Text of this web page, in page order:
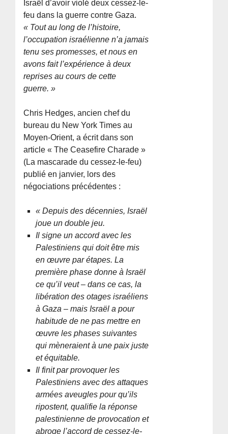
Israël d’avoir violé deux cessez-le-
feu dans la guerre contre Gaza.
« Tout au long de l’histoire,
l’occupation israélienne n’a jamais
tenu ses promesses, et nous en
avons fait l’expérience à deux
reprises au cours de cette
guerre. »
Chris Hedges, ancien chef du
bureau du New York Times au
Moyen-Orient, a écrit dans son
article « The Ceasefire Charade »
(La mascarade du cessez-le-feu)
publié en janvier, lors des
négociations précédentes :
« Depuis des décennies, Israël
joue un double jeu.
Il signe un accord avec les
Palestiniens qui doit être mis
en œuvre par étapes. La
première phase donne à Israël
ce qu’il veut – dans ce cas, la
libération des otages israéliens
à Gaza – mais Israël a pour
habitude de ne pas mettre en
œuvre les phases suivantes
qui mèneraient à une paix juste
et équitable.
Il finit par provoquer les
Palestiniens avec des attaques
armées aveugles pour qu’ils
ripostent, qualifie la réponse
palestinienne de provocation et
abroge l’accord de cessez-le-